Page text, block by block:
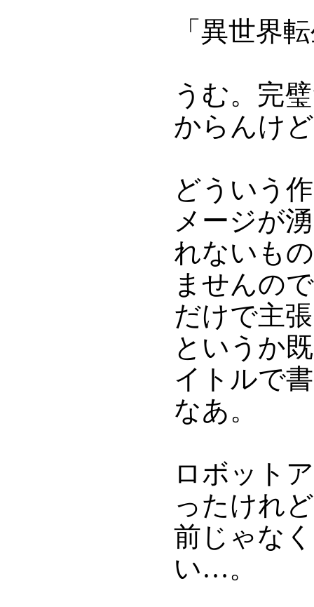
「異世界
うむ。完
からんけ
どういう
メージが
れないも
ませんの
だけで主
というか
イトルで
なあ。
ロボット
ったけれ
前じゃな
い…。